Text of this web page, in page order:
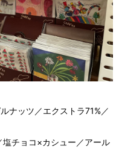
ナッツ／エクストラ71%／
チョコ×カシュー／アール